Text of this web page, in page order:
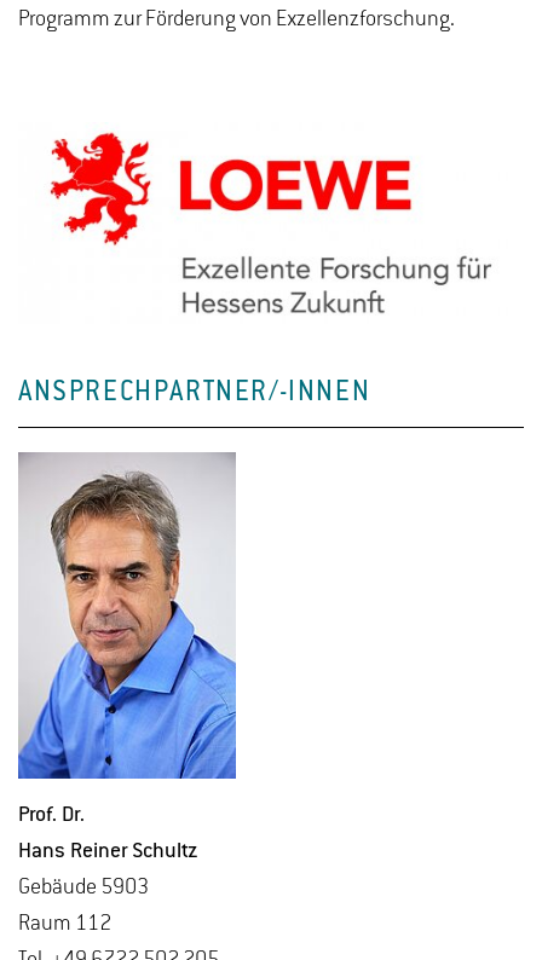
Programm zur Förderung von Exzellenzforschung.
ANSPRECHPARTNER/-INNEN
Prof. Dr.
Hans Rei­ner Schultz
Ge­bäu­de 5903
Raum 112